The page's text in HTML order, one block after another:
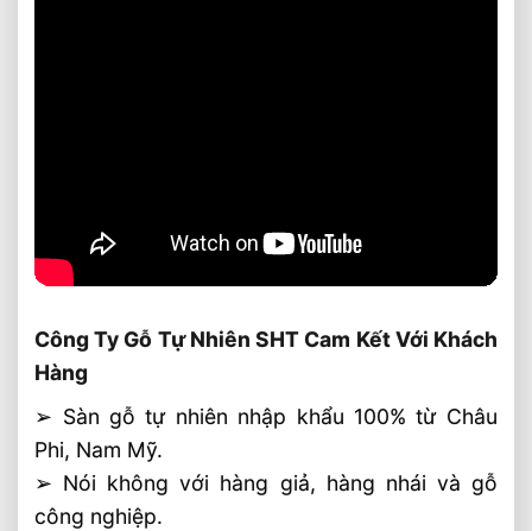
Công Ty Gỗ Tự Nhiên SHT Cam Kết Với Khách
Hàng
➢ Sàn gỗ tự nhiên nhập khẩu 100% từ Châu
Phi, Nam Mỹ.
➢ Nói không với hàng giả, hàng nhái và gỗ
công nghiệp.